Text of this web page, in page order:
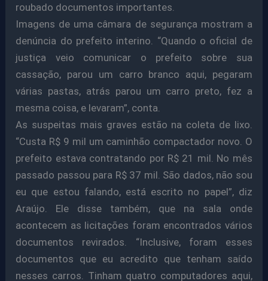
roubado documentos importantes.
Imagens de uma câmara de segurança mostram a
denúncia do prefeito interino. “Quando o oficial de
justiça veio comunicar o prefeito sobre sua
cassação, parou um carro branco aqui, pegaram
várias pastas, atrás parou um carro preto, fez a
mesma coisa, e levaram”, conta.
As suspeitas mais graves estão na coleta de lixo.
“Custa R$ 9 mil um caminhão compactador novo. O
prefeito estava contratando por R$ 21 mil. No mês
passado passou para R$ 37 mil. São dados, não sou
eu que estou falando, está escrito no papel”, diz
Araújo. Ele disse também, que na sala onde
acontecem as licitações foram encontrados vários
documentos revirados. “Inclusive, foram esses
documentos que eu acredito que tenham saído
nesses carros. Tinham quatro computadores aqui,